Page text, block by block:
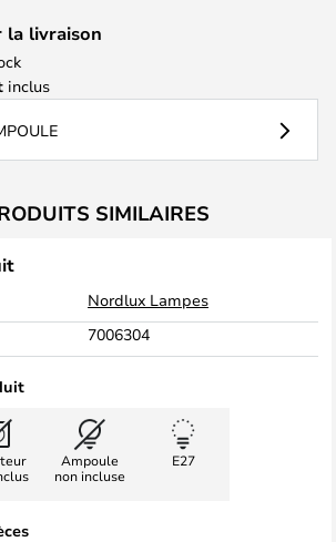
la livraison
inclus
SIMILAIRES
Nordlux Lampes
7006304
Ampoule
non incluse
E27